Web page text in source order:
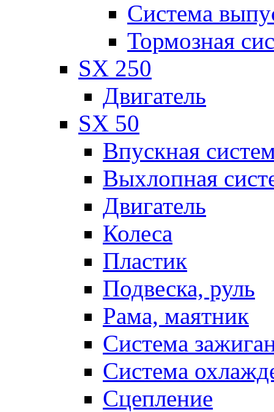
Система
Тормозная
SX 250
Двигатель
SX 50
Впускная
Выхлопная
Двигатель
Колеса
Пластик
Подвеска, руль
Рама, маятник
Система
Система
Сцепление